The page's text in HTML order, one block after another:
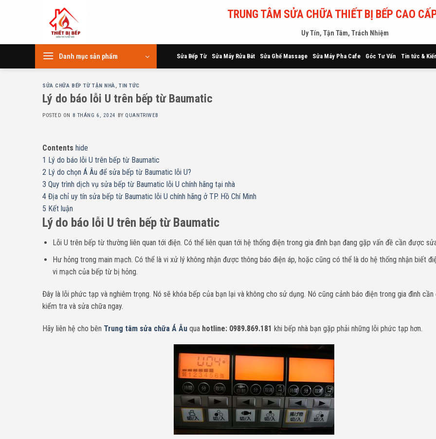
TRUNG TÂM SỬA CHỮA THIẾT BỊ BẾP CAO
Uy Tín, Tận Tâm, Trách Nhiệm
Danh mục sản phẩm Sửa Bếp Từ Sửa Máy Rửa Bát Sửa Ghế Massage Sửa Máy Pha Cafe Góc Tư Vấn Tin tức &
SỬA CHỮA BẾP TỪ TẬN NHÀ,TIN TỨC
Lý do báo lỗi U trên bếp từ Baumatic
POSTED ON 8 THÁNG 6, 2024 BY QUANTRIWEB
Contents hide
1 Lý do báo lỗi U trên bếp từ Baumatic
2 Lý do chọn Á Âu để sửa bếp từ Baumatic lỗi U?
3 Quy trình dịch vụ sửa bếp từ Baumatic lỗi U chính hãng tại nhà
4 Địa chỉ uy tín sửa bếp từ Baumatic lỗi U chính hãng ở TP. Hồ Chí Minh
5 Kết luận
Lý do báo lỗi U trên bếp từ Baumatic
Lỗi U trên bếp từ thường liên quan tới điện. Có thể liên quan tới hệ thống điện trong gia đình bạn đang gặp vấn đề cần được
Hư hỏng trong main mạch. Có thể là vi xử lý không nhận được thông báo điện áp, hoặc cũng có thể là do hệ thống nhận biết
vi mạch của bếp từ bị hỏng.
Đây là lỗi phức tạp và nghiêm trọng. Nó sẽ khóa bếp của bạn lại và không cho sử dụng. Nó cũng cảnh báo điện trong gia đình
kiểm tra và sửa chữa ngay.
Hãy liên hệ cho bên Trung tâm sửa chữa Á Âu qua hotline: 0989.869.181 khi bếp nhà bạn gặp phải những lỗi phức tạp hơn.